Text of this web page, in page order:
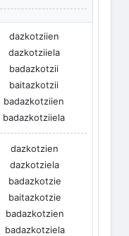
dazkotziien
dazkotziiela
badazkotzii
baitazkotzii
badazkotziien
badazkotziiela
dazkotzien
dazkotziela
badazkotzie
baitazkotzie
badazkotzien
badazkotziela